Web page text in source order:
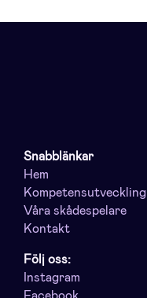
Snabblänkar
Hem
Kompetensutveckling
Våra skådespelare
Kontakt
Följ oss:
Instagram